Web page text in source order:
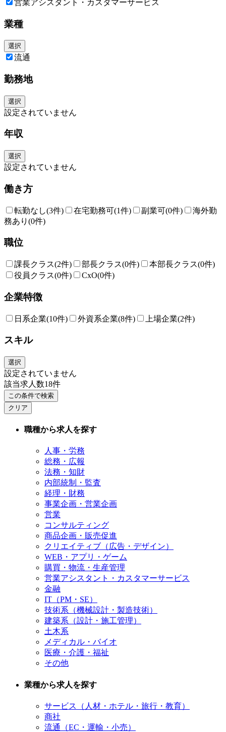
営業アシスタント・カスタマーサービス
業種
選択
流通
勤務地
選択
設定されていません
年収
選択
設定されていません
働き方
転勤なし(3件) 在宅勤務可(1件) 副業可(0件)
海外勤
務あり (0件)
職位
課長クラス(2件) 部長クラス(0件) 本部長クラス(0件)
役員クラス(0件) CxO(0件)
企業特徴
日系企業(10件) 外資系企業(8件) 上場企業(2件)
スキル
選択
設定されていません
該当求人数18件
この条件で検索
クリア
職種から求人を探す
人事・労務
総務・広報
法務・知財
内部統制・監査
経理・財務
事業企画・営業企画
営業
コンサルティング
商品企画・販売促進
クリエイティブ（広告・デザイン）
WEB・アプリ・ゲーム
購買・物流・生産管理
営業アシスタント・カスタマーサービス
金融
IT（PM・SE）
技術系（機械設計・製造技術）
建築系（設計・施工管理）
土木系
メディカル・バイオ
医療・介護・福祉
その他
業種から求人を探す
サービス（人材・ホテル・旅行・教育）
商社
流通（EC・運輸・小売）